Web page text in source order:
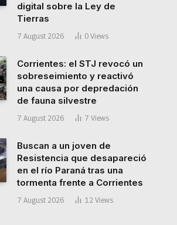
digital sobre la Ley de
Tierras
7 August 2026 0 Views
Corrientes: el STJ revocó un
sobreseimiento y reactivó
una causa por depredación
de fauna silvestre
7 August 2026 7 Views
Buscan a un joven de
Resistencia que desapareció
en el río Paraná tras una
tormenta frente a Corrientes
7 August 2026 12 Views